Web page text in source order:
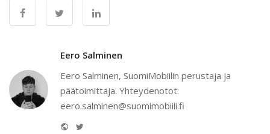
Eero Salminen
Eero Salminen, SuomiMobiilin perustaja ja
päätoimittaja. Yhteydenotot:
eero.salminen@suomimobiili.fi
Website